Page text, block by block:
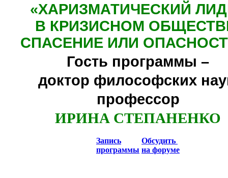
«ХАРИЗМАТИЧЕСКИЙ
В КРИЗИСНОМ
СПАСЕНИЕ ИЛИ
Гость программы –
доктор философских
профессор
ИРИНА СТЕПАНЕНКО
Запись
программы
Обсудить
на форуме